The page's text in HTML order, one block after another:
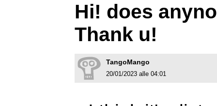
Hi! does
Thank u!
TangoMango
20/01/2023 alle 04:01